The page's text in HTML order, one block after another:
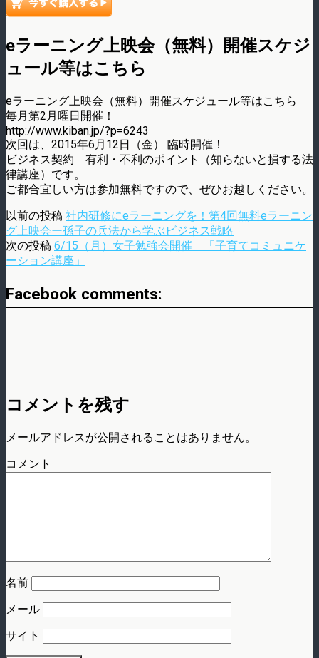
eラーニング上映会（無料）開催スケジ
ュール等はこちら
eラーニング上映会（無料）開催スケジュール等はこちら
毎月第2月曜日開催！
http://www.kiban.jp/?p=6243
次回は、2015年6月12日（金） 臨時開催！
ビジネス契約 有利・不利のポイント（知らないと損する法
律講座）です。
ご都合宜しい方は参加無料ですので、ぜひお越しください。
以前の投稿 社内研修にeラーニングを！第4回無料eラーニン
グ上映会ー孫子の兵法から学ぶビジネス戦略
次の投稿 6/15（月）女子勉強会開催 「子育てコミュニケ
ーション講座」
Facebook comments:
コメントを残す
メールアドレスが公開されることはありません。
コメント
名前
メール
サイト